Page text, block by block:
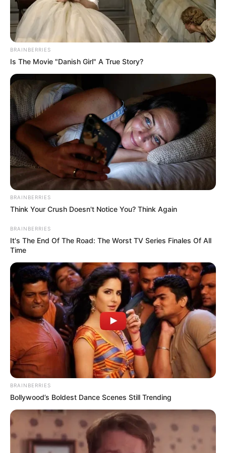
Jhon Álzate.
Son sanciones graves a aplicar, contempladas en el
código nacional de la Policía a quienes permitan que los
intervención de funcionarios del ICBF,
COMPARTIR
ALERTA BOGOTÁ EN GOOGLE NEWS
TEMAS RELACIONADOS
TOQUE DE QUEDA POLICÍA DE NORTE DE SANTANDER
favor, active las notificaciones de Alerta.
ACTIVAR AHORA
TEMAS DESTACADOS
CATATUMBO
PUENTE INTERNACIONAL SIMÓN BOLÍVAR
NOTICIAS NORTE DE SANTANDER
ÁREA METROPOLITANA DE CÚCUTA
OCAÑA
NARCOTRÁFICO
ELN
BRAINBERRIES
Is The Movie "Danish Girl" A True Story?
BRAINBERRIES
Think Your Crush Doesn't Notice You? Think Again
BRAINBERRIES
It's The End Of The Road: The Worst TV Series Finales Of All
Time
BRAINBERRIES
Bollywood’s Boldest Dance Scenes Still Trending